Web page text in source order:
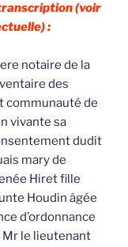
(voir
:
notaire de la
des
communauté de
vivante sa
dudit
mary de
Hiret fille
Houdin âgée
d’ordonnance
Mr le lieutenant